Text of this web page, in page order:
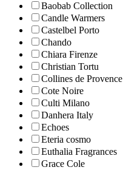
Baobab Collection
Candle Warmers
Castelbel Porto
Chando
Chiara Firenze
Christian Tortu
Collines de Рrovencе
Cote Noire
Culti Milano
Danhera Italy
Echoes
Eteria cosmo
Euthalia Fragrances
Grace Cole